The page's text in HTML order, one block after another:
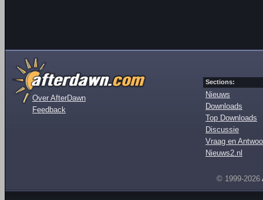
Over AfterDawn
Feedback
Sections:
Nieuws
Downloads
Top Downloads
Discussie
Vraag en
Nieuws2.nl
© 1999-2026